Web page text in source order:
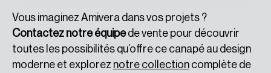
Vous imaginez Amivera dans vos projets ?
Contactez notre équipede vente pour découvrir
toutes les possibilités qu’offre ce canapé au design
moderne et explorez notre collection complète de